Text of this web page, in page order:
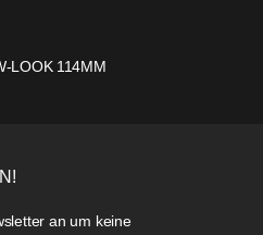
LOOK 114MM
an um keine